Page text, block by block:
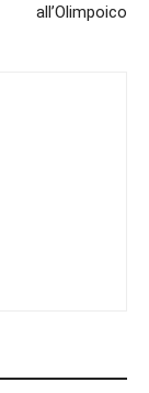
all’Olimpoico